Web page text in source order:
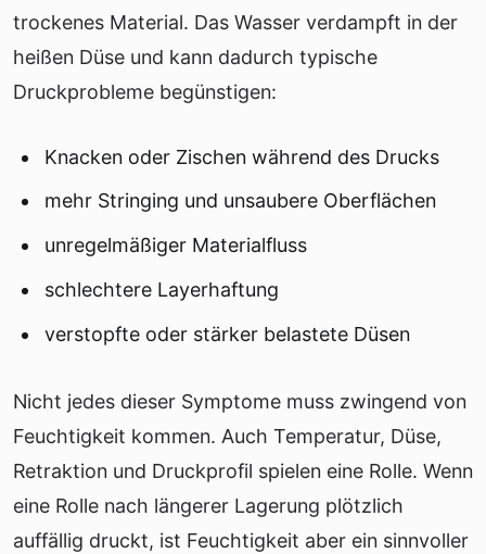
trockenes Material. Das Wasser verdampft in der
heißen Düse und kann dadurch typische
Druckprobleme begünstigen:
Knacken oder Zischen während des Drucks
mehr Stringing und unsaubere Oberflächen
unregelmäßiger Materialfluss
schlechtere Layerhaftung
verstopfte oder stärker belastete Düsen
Nicht jedes dieser Symptome muss zwingend von
Feuchtigkeit kommen. Auch Temperatur, Düse,
Retraktion und Druckprofil spielen eine Rolle. Wenn
eine Rolle nach längerer Lagerung plötzlich
auffällig druckt, ist Feuchtigkeit aber ein sinnvoller